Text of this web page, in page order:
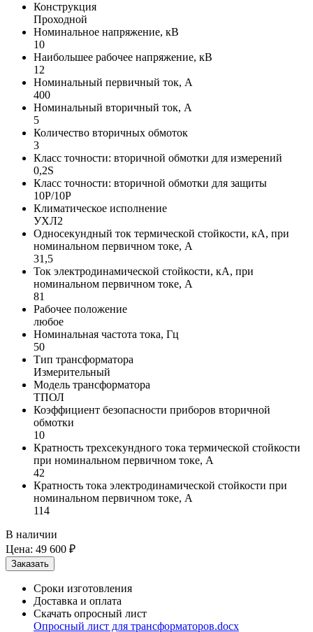
Конструкция
Проходной
Номинальное напряжение, кВ
10
Наибольшее рабочее напряжение, кВ
12
Номинальный первичный ток, А
400
Номинальный вторичный ток, А
5
Количество вторичных обмоток
3
Класс точности: вторичной обмотки для измерений
0,2S
Класс точности: вторичной обмотки для защиты
10P/10P
Климатическое исполнение
УХЛ2
Односекундный ток термической стойкости, кА, при
номинальном первичном токе, А
31,5
Ток электродинамической стойкости, кА, при
номинальном первичном токе, А
81
Рабочее положение
любое
Номинальная частота тока, Гц
50
Тип трансформатора
Измерительный
Модель трансформатора
ТПОЛ
Коэффициент безопасности приборов вторичной
обмотки
10
Кратность трехсекундного тока термической стойкости
при номинальном первичном токе, А
42
Кратность тока электродинамической стойкости при
номинальном первичном токе, А
114
В наличии
Цена: 49 600 ₽
Сроки изготовления
Доставка и оплата
Скачать опросный лист
Опросный лист для трансформаторов.docx